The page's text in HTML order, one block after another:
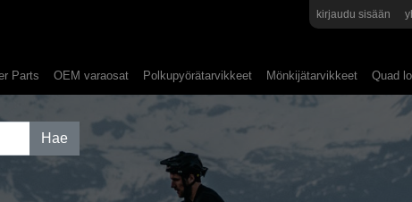
kirjaudu sisään
Parts OEM varaosat Polkupyörätarvikkeet Mönkijätarvikkeet Quad